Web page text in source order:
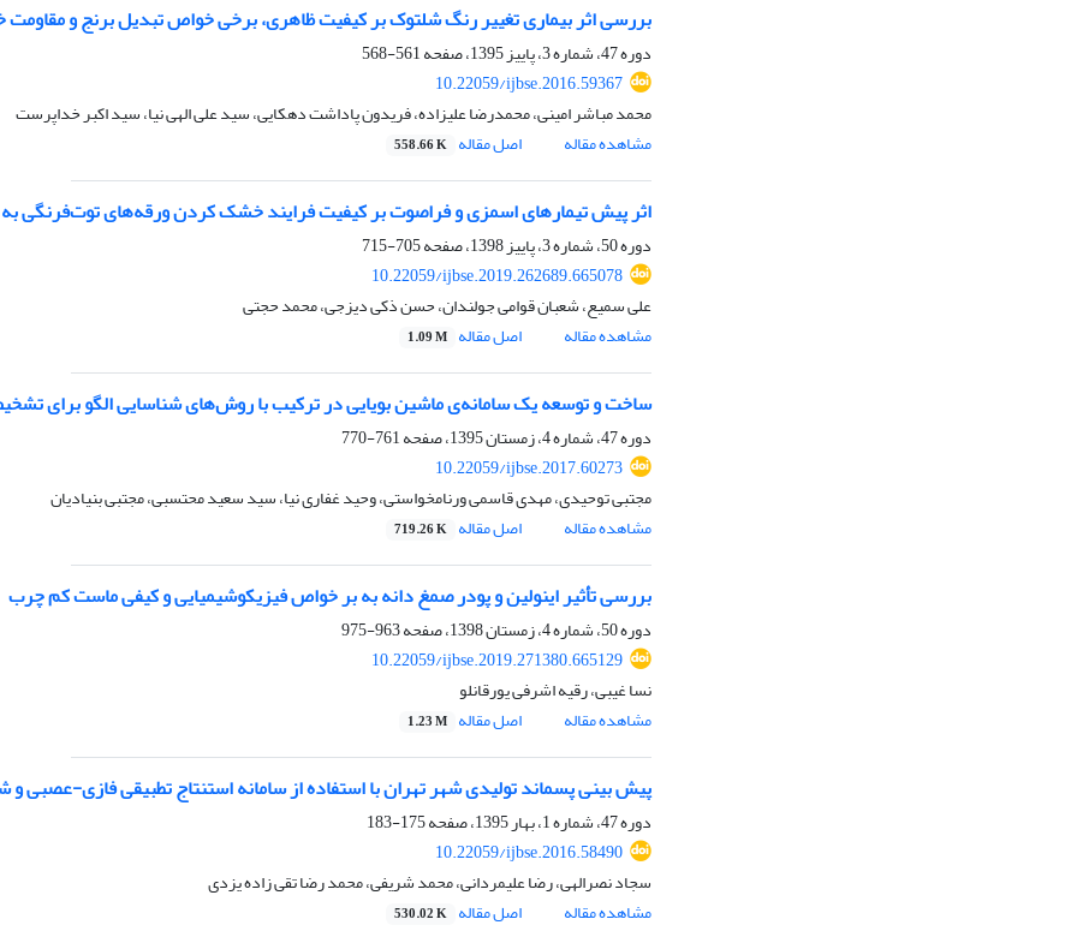
بررسی اثر بیماری تغییر رنگ شلتوک بر کیفیت ظاهری، برخی خواص تبدیل برنج و
دوره 47، شماره 3، پاییز 1395، صفحه
561-568
10.22059/ijbse.2016.59367
محمد مباشر امینی، محمدرضا علیزاده، فریدون پاداشت دهکایی، سید علی الهی نیا، سید اکبر خداپرست
مشاهده مقاله
اصل مقاله 558.66 K
اثر پیش تیمارهای اسمزی و فراصوت بر کیفیت فرایند خشک کردن ورقه‌های
دوره 50، شماره 3، پاییز 1398، صفحه
705-715
10.22059/ijbse.2019.262689.665078
علی سمیع، شعبان قوامی جولندان، حسن ذکی دیزجی، محمد حجتی
مشاهده مقاله
اصل مقاله 1.09 M
ساخت و توسعه یک سامانه‌ی ماشین بویایی در ترکیب با روش‌های شناسایی الگو برای
دوره 47، شماره 4، زمستان 1395، صفحه
761-770
10.22059/ijbse.2017.60273
مجتبی توحیدی، مهدی قاسمی ورنامخواستی، وحید غفاری نیا، سید سعید محتسبی، مجتبی بنیادیان
مشاهده مقاله
اصل مقاله 719.26 K
بررسی تأثیر اینولین و پودر صمغ دانه به بر خواص فیزیکوشیمیایی و کیفی ماست کم چرب
دوره 50، شماره 4، زمستان 1398، صفحه
963-975
10.22059/ijbse.2019.271380.665129
نسا غیبی، رقیه اشرفی یورقانلو
مشاهده مقاله
اصل مقاله 1.23 M
پیش بینی پسماند تولیدی شهر تهران با استفاده از سامانه استنتاج تطبیقی فازی-
دوره 47، شماره 1، بهار 1395، صفحه
175-183
10.22059/ijbse.2016.58490
سجاد نصرالهی، رضا علیمردانی، محمد شریفی، محمد رضا تقی زاده یزدی
مشاهده مقاله
اصل مقاله 530.02 K